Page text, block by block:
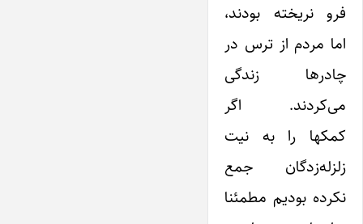
فرو نریخته بودند،
اما مردم از ترس در
چادرها زندگی
می‌کردند. اگر
کمکها را به نیت
زلزله‌زدگان جمع
نکرده بودیم مطمئنا